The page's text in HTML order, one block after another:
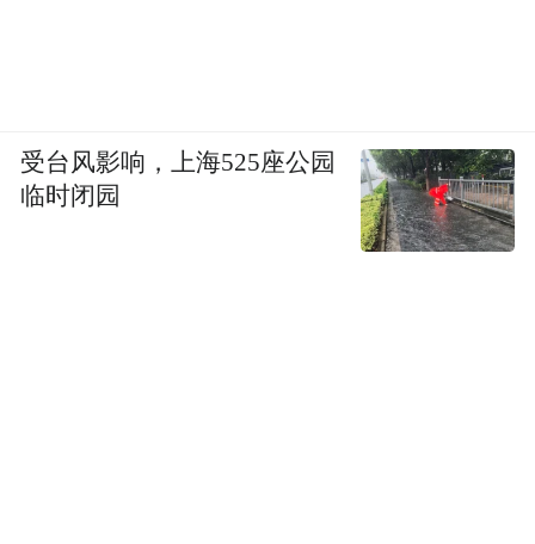
受台风影响，上海525座公园
临时闭园